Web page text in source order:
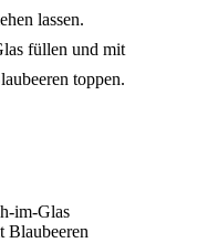
lassen.
füllen und mit
toppen.
Blaubeeren